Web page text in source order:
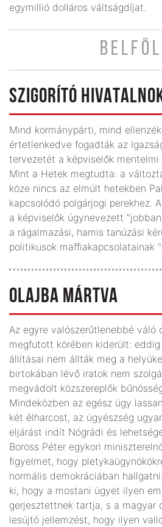
egymillió dolláros váltságdíjat.
SZIGORÍTÓ
Mind kormánypárti, mind
értetlenkedve fogadták az
tervezetét a képviselők mentelmi
Mint a Hetek megtudta: a
köze nincs az elmúlt hetekben
kapcsolódó polgárjogi perekhez.
a képviselők úgynevezett
a rágalmazási, hamis tanúzási
politikusok maffiakapcsolatainak
OLAJBA MÁRTVA
Az egyre valószerűtlenebbé váló
megfutott körében kiderült:
állításai nem állták meg a
birtokában lévő iratok nem
megvádolt közszereplők
Mindeközben az egész ügy
két élharcost, az ügyészség
eljárást indít Nógrádi és
Boross Péter egykori
figyelmet, hogy
normális demokráciában
ki, hogy a mostani ügyet ilyen
gerjesztettnek tartja, s a magyar
lesújtó jellemzést, hogy ilyen